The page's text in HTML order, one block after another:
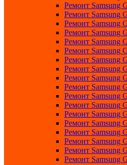
Ремонт Samsung
Ремонт Samsung
Ремонт Samsung
Ремонт Samsung
Ремонт Samsung
Ремонт Samsung
Ремонт Samsung
Ремонт Samsung
Ремонт Samsung
Ремонт Samsung
Ремонт Samsung
Ремонт Samsung
Ремонт Samsung
Ремонт Samsung
Ремонт Samsung
Ремонт Samsung
Ремонт Samsung
Ремонт Samsung